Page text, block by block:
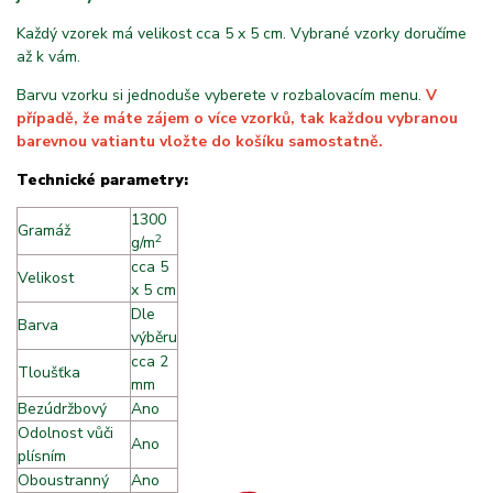
Každý vzorek má velikost cca 5 x 5 cm. Vybrané vzorky doručíme
až k vám.
Barvu vzorku si jednoduše vyberete v rozbalovacím menu. V
případě, že máte zájem o více vzorků, tak každou vybranou
barevnou vatiantu vložte do košíku samostatně.
Technické parametry:
Gramáž
1300
g/m2
Velikost
cca 5
x 5 cm
Barva
Dle
výběru
Tloušťka
cca 2
mm
Bezúdržbový
Ano
Odolnost vůči
plísním
Ano
Oboustranný
Ano